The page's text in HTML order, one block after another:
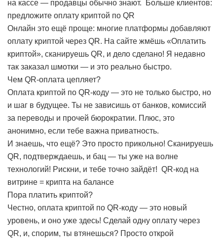
на кассе — продавцы обычно знают.
Больше клиентов:
предложите оплату криптой по QR
Онлайн это ещё проще: многие платформы добавляют
оплату криптой через QR. На сайте жмёшь «Оплатить
криптой», сканируешь QR, и дело сделано! Я недавно
так заказал шмотки — и это реально быстро.
Чем QR-оплата цепляет?
Оплата криптой по QR-коду — это не только быстро, но
и шаг в будущее. Ты не зависишь от банков, комиссий
за переводы и прочей бюрократии. Плюс, это
анонимно, если тебе важна приватность.
И знаешь, что ещё? Это просто прикольно! Сканируешь
QR, подтверждаешь, и бац — ты уже на волне
технологий! Рискни, и тебе точно зайдёт! QR-код на
витрине = крипта на балансе
Пора платить криптой?
Честно, оплата криптой по QR-коду — это новый
уровень, и оно уже здесь! Сделай одну оплату через
QR, и, спорим, ты втянешься? Просто открой